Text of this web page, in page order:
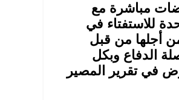
مباشرة مع
للاستفتاء في
أجلها من قبل
الدفاع وبكل
في تقرير المصير